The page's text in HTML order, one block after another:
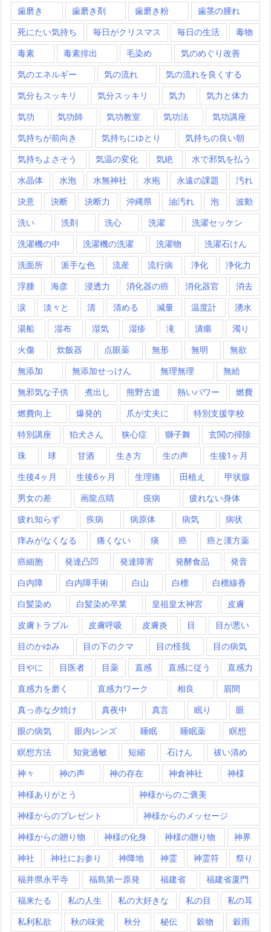
歯磨き 歯磨き剤 歯磨き粉 歯茎の腫れ
死にたい気持ち 毎日がクリスマス 毎日の生活 毒物
毒素 毒素排出 毛染め 気のめぐり改善
気のエネルギー 気の流れ 気の流れを良くする
気分もスッキリ 気分スッキリ 気力 気力と体力
気功 気功師 気功教室 気功法 気功講座
気持ちが前向き 気持ちにゆとり 気持ちの良い朝
気持ちよさそう 気温の変化 気絶 水で邪気を払う
水晶体 水泡 水無神社 水疱 永遠の課題 汚れ
決意 決断 決断力 沖縄県 油汚れ 泡 波動
洗い 洗剤 洗心 洗濯 洗濯セッケン
洗濯機の中 洗濯機の洗濯 洗濯物 洗濯石けん
洗面所 派手な色 流産 流行病 浄化 浄化力
浮腫 海彦 浸透力 消化器の癌 消化器官 消去
涙 淡々と 清 清める 減量 温度計 湧水
湯船 湿布 湿気 湿疹 滝 潰瘍 濁り
火傷 炊飯器 点眼薬 無形 無明 無欲
無添加 無添加せっけん 無理無理 無給
無邪気な子供 煮出し 熊野古道 熱いパワー 燃費
燃費向上 爆発的 爪が丈夫に 特別支援学校
特別講座 狛犬さん 狭心症 獅子舞 玄関の掃除
珠 球 甘酒 生き方 生の声 生後1ヶ月
生後4ヶ月 生後6ヶ月 生理痛 田植え 甲状腺
男女の差 画龍点睛 疫病 疲れない身体
疲れ知らず 疾病 病原体 病気 病状
痒みがなくなる 痛くない 痰 癌 癌と漢方薬
癌細胞 発達凸凹 発達障害 発酵食品 発音
白内障 白内障手術 白山 白檀 白檀線香
白髪染め 白髪染め卒業 皇祖皇太神宮 皮膚
皮膚トラブル 皮膚呼吸 皮膚炎 目 目が悪い
目のかゆみ 目の下のクマ 目の怪我 目の病気
目やに 目医者 目薬 直感 直感に従う 直感力
直感力を磨く 直感力ワーク 相良 眉間
真っ赤な夕焼け 真夜中 真言 眠り 眼
眼の病気 眼内レンズ 睡眠 睡眠薬 瞑想
瞑想方法 知覚過敏 短縮 石けん 祓い清め
神々 神の声 神の存在 神倉神社 神様
神様ありがとう 神様からのご褒美
神様からのプレゼント 神様からのメッセージ
神様からの贈り物 神様の化身 神様の贈り物 神界
神社 神社にお参り 神降地 神霊 神霊符 祭り
福井県永平寺 福島第一原発 福建省 福建省厦門
福来たる 私の人生 私の大好きな 私の目 私の耳
私利私欲 秋の味覚 秋分 秘伝 穀物 穀雨